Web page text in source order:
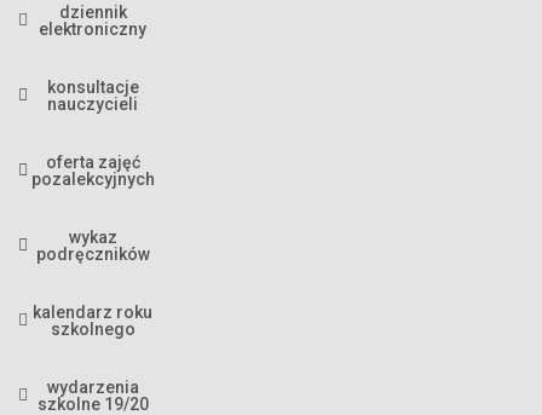
dziennik
elektroniczny
konsultacje
nauczycieli
oferta zajęć
pozalekcyjnych
wykaz
podręczników
kalendarz roku
szkolnego
wydarzenia
szkolne 19/20